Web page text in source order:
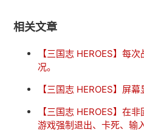
相关文章
【三国志 HEROES】每
况。
【三国志 HEROES】屏幕
【三国志 HEROES】在
游戏强制退出、卡死、输